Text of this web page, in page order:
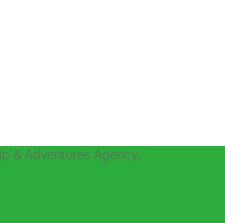
& Adventures Agency.